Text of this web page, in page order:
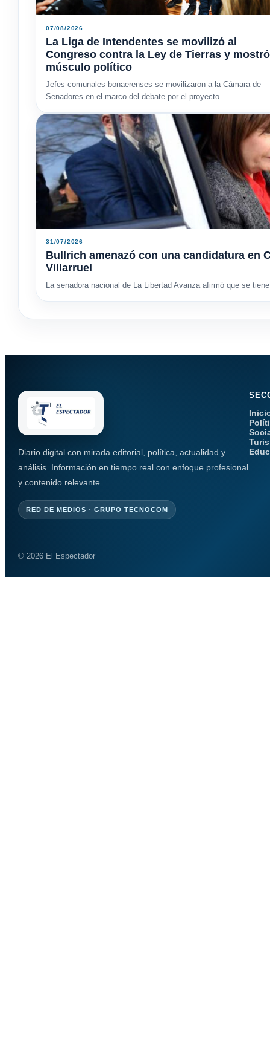
07/08/2026
La Liga de Intendentes se movilizó al
Congreso contra la Ley de Tierras y mostró
músculo político
Jefes comunales bonaerenses se movilizaron a la Cámara de
Senadores en el marco del debate por el proyecto...
31/07/2026
Bullrich amenazó con una candidatura en
Villarruel
La senadora nacional de La Libertad Avanza afirmó que se
Diario digital con mirada editorial, política, actualidad y
análisis. Información en tiempo real con enfoque profesional
y contenido relevante.
RED DE MEDIOS · GRUPO TECNOCOM
© 2026 El Espectador